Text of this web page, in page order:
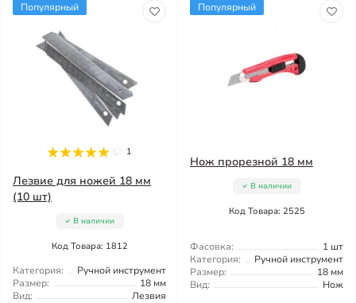
Популярный
1
Лезвие для ножей 18 мм
(10 шт)
В наличии
Код Товара: 1812
Категория:
Ручной инструмент
Размер:
18 мм
Вид:
Лезвия
Популярный
Нож прорезной 18 мм
В наличии
Код Товара: 2525
Фасовка:
1 шт
Категория:
Ручной инструмент
Размер:
18 мм
Вид:
Нож